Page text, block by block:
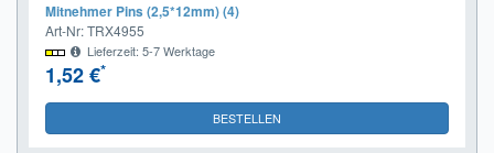
Mitnehmer Pins (2,5*12mm) (4)
Art-Nr: TRX4955
Lieferzeit: 5-7 Werktage
1,52 €*
BESTELLEN